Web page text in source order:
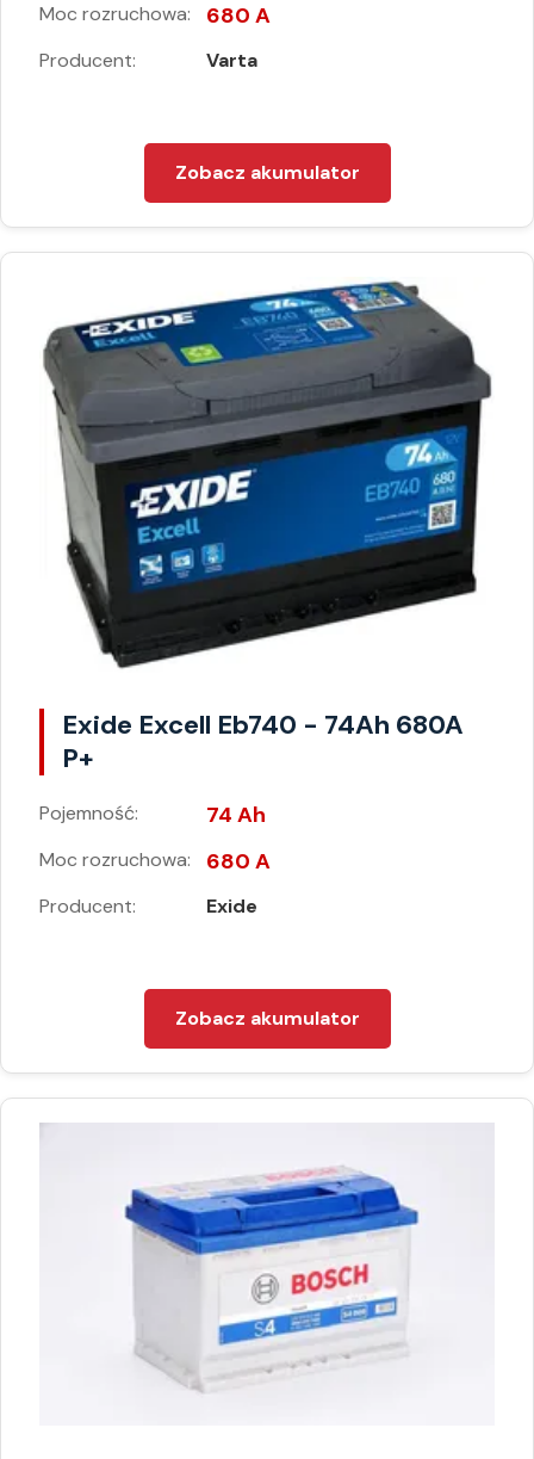
Moc rozruchowa: 680 A
Producent: Varta
Zobacz akumulator
Exide Excell Eb740 - 74Ah 680A
P+
Pojemność: 74 Ah
Moc rozruchowa: 680 A
Producent: Exide
Zobacz akumulator